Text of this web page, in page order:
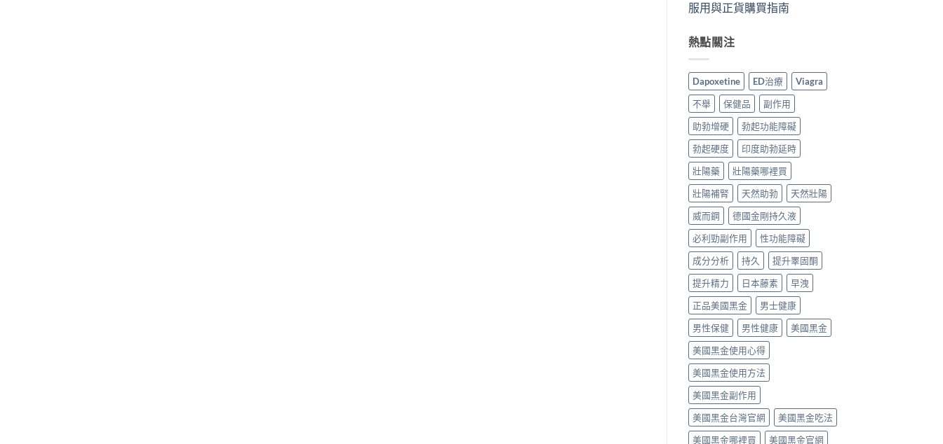
服用與正貨購買指南
熱點關注
Dapoxetine ED治療
Viagra
不舉
保健品
副作用
助勃增硬
勃起功能障礙
勃起硬度
印度助勃延時
壯陽藥
壯陽藥哪裡買
壯陽補腎
天然助勃
天然壯陽
威而鋼
德國金剛持久液
必利勁副作用
性功能障礙
成分分析
持久
提升睪固酮
提升精力
日本藤素
早洩
正品美國黑金
男士健康
男性保健
男性健康
美國黑金
美國黑金使用心得
美國黑金使用方法
美國黑金副作用
美國黑金台灣官網
美國黑金吃法
美國黑金哪裡買
美國黑金官網